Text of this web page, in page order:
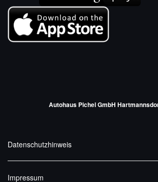
Autohaus Pichel GmbH
Datenschutzhinweis
Impressum